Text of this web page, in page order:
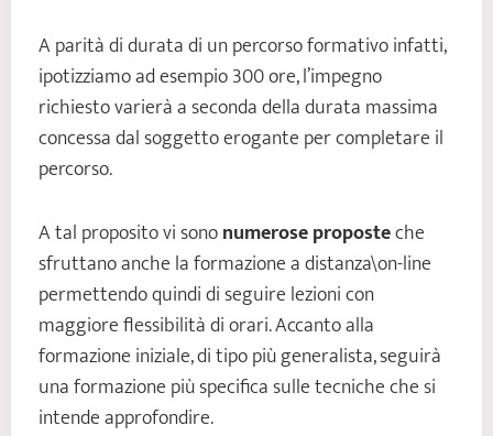
A parità di durata di un percorso formativo infatti,
ipotizziamo ad esempio 300 ore, l’impegno
richiesto varierà a seconda della durata massima
concessa dal soggetto erogante per completare il
percorso.
A tal proposito vi sononumerose proposteche
sfruttano anche la formazione a distanza\on-line
permettendo quindi di seguire lezioni con
maggiore flessibilità di orari. Accanto alla
formazione iniziale, di tipo più generalista, seguirà
una formazione più specifica sulle tecniche che si
intende approfondire.